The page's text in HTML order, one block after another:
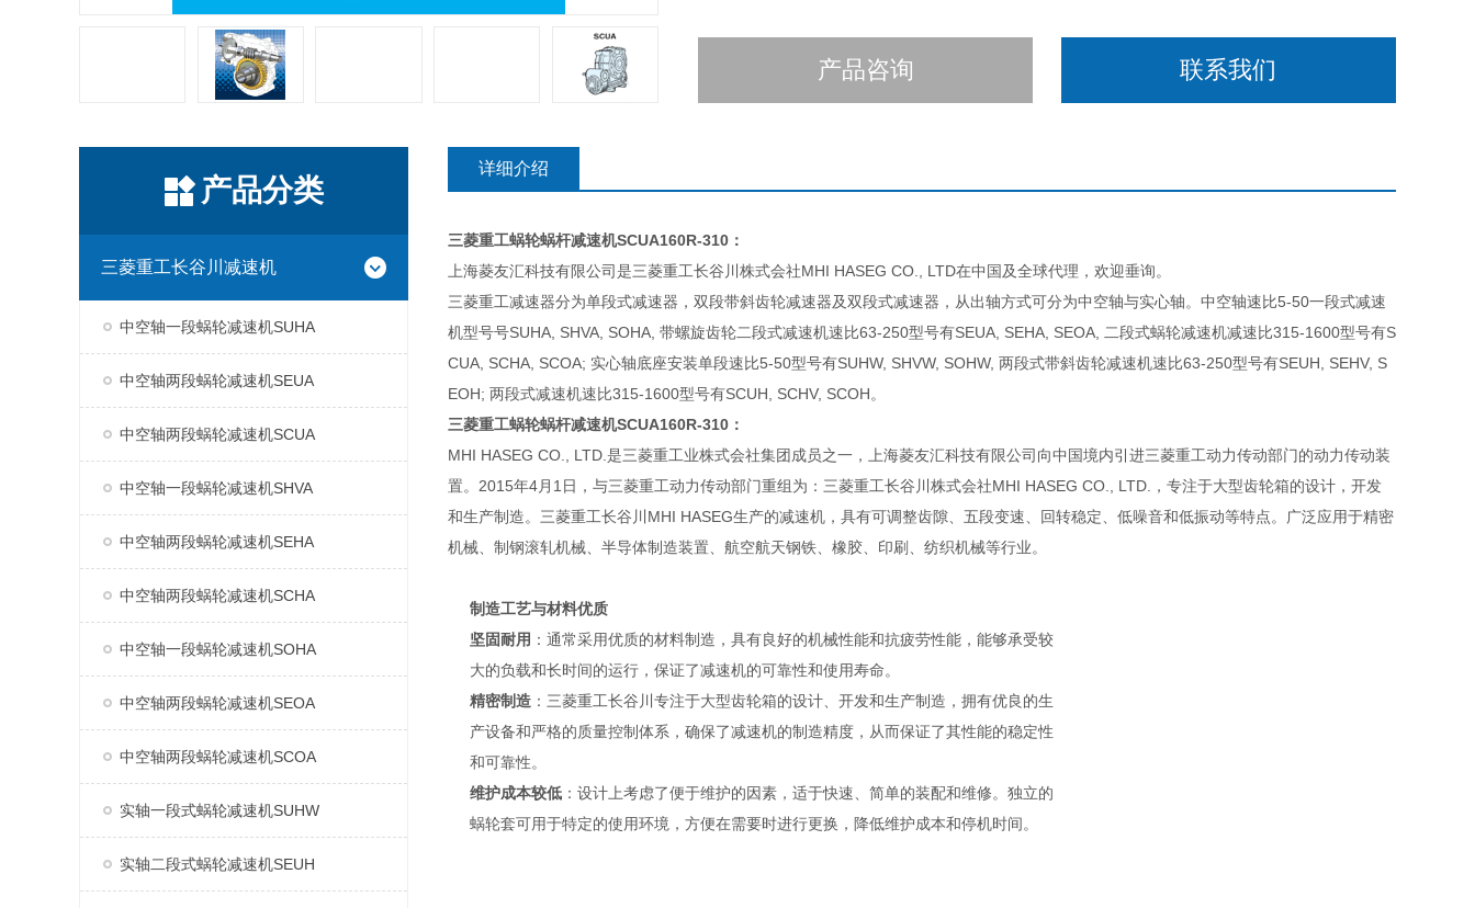
产品咨询 联系我们
产品分类
三菱重工长谷川减速机
中空轴一段蜗轮减速机SUHA
中空轴两段蜗轮减速机SEUA
中空轴两段蜗轮减速机SCUA
中空轴一段蜗轮减速机SHVA
中空轴两段蜗轮减速机SEHA
中空轴两段蜗轮减速机SCHA
中空轴一段蜗轮减速机SOHA
中空轴两段蜗轮减速机SEOA
中空轴两段蜗轮减速机SCOA
实轴一段式蜗轮减速机SUHW
实轴二段式蜗轮减速机SEUH
详细介绍
三菱重工蜗轮蜗杆减速机SCUA160R-310：
上海菱友汇科技有限公司是三菱重工长谷川株式会社MHI HASEG CO., LTD在中国及全球代理，欢迎垂询。
三菱重工减速器分为单段式减速器，双段带斜齿轮减速器及双段式减速器，从出轴方式可分为中空轴与实心轴。中空轴速比5-50一段式减速
机型号号SUHA, SHVA, SOHA, 带螺旋齿轮二段式减速机速比63-250型号有SEUA, SEHA, SEOA, 二段式蜗轮减速机减速比315-1600型号有S
CUA, SCHA, SCOA; 实心轴底座安装单段速比5-50型号有SUHW, SHVW, SOHW, 两段式带斜齿轮减速机速比63-250型号有SEUH, SEHV, S
EOH; 两段式减速机速比315-1600型号有SCUH, SCHV, SCOH。
三菱重工蜗轮蜗杆减速机SCUA160R-310：
MHI HASEG CO., LTD.是三菱重工业株式会社集团成员之一，上海菱友汇科技有限公司向中国境内引进三菱重工动力传动部门的动力传动装
置。2015年4月1日，与三菱重工动力传动部门重组为：三菱重工长谷川株式会社MHI HASEG CO., LTD.，专注于大型齿轮箱的设计，开发
和生产制造。三菱重工长谷川MHI HASEG生产的减速机，具有可调整齿隙、五段变速、回转稳定、低噪音和低振动等特点。广泛应用于精密
机械、制钢滚轧机械、半导体制造装置、航空航天钢铁、橡胶、印刷、纺织机械等行业。
制造工艺与材料优质
坚固耐用 ：通常采用优质的材料制造，具有良好的机械性能和抗疲劳性能，能够承受较
大的负载和长时间的运行，保证了减速机的可靠性和使用寿命。
精密制造 ：三菱重工长谷川专注于大型齿轮箱的设计、开发和生产制造，拥有优良的生
产设备和严格的质量控制体系，确保了减速机的制造精度，从而保证了其性能的稳定性
和可靠性。
维护成本较低 ：设计上考虑了便于维护的因素，适于快速、简单的装配和维修。独立的
蜗轮套可用于特定的使用环境，方便在需要时进行更换，降低维护成本和停机时间。